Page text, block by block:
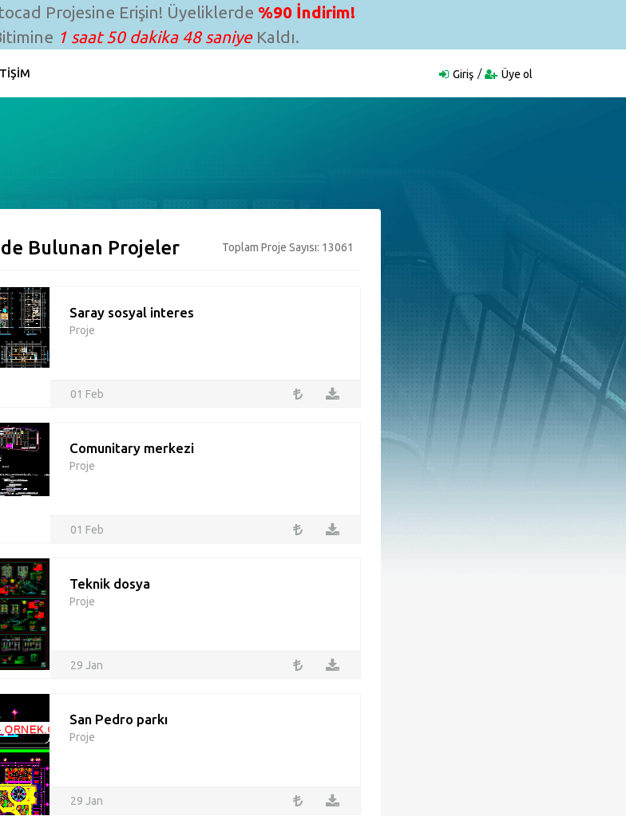
Projesine Erişin! Üyeliklerde %90 İndirim!
1 saat 50 dakika 47 saniyeKaldı.
Giriş Üye ol
Bulunan Projeler Toplam Proje Sayısı: 13061
Saray sosyal interes
Proje
01 Feb
Comunitary merkezi
Proje
01 Feb
Teknik dosya
Proje
29 Jan
San Pedro parkı
Proje
29 Jan